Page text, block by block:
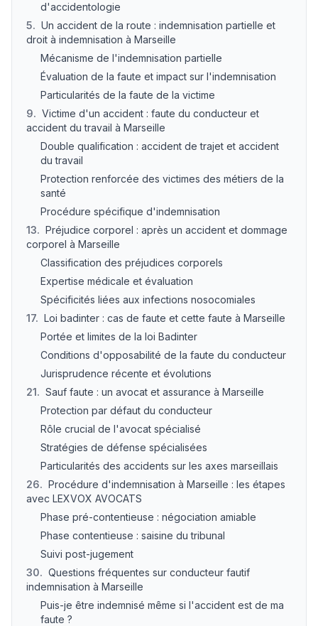
d'accidentologie
5. Un accident de la route : indemnisation partielle et
droit à indemnisation à Marseille
Mécanisme de l'indemnisation partielle
Évaluation de la faute et impact sur l'indemnisation
Particularités de la faute de la victime
9. Victime d'un accident : faute du conducteur et
accident du travail à Marseille
Double qualification : accident de trajet et accident
du travail
Protection renforcée des victimes des métiers de la
santé
Procédure spécifique d'indemnisation
13. Préjudice corporel : après un accident et dommage
corporel à Marseille
Classification des préjudices corporels
Expertise médicale et évaluation
Spécificités liées aux infections nosocomiales
17. Loi badinter : cas de faute et cette faute à Marseille
Portée et limites de la loi Badinter
Conditions d'opposabilité de la faute du conducteur
Jurisprudence récente et évolutions
21. Sauf faute : un avocat et assurance à Marseille
Protection par défaut du conducteur
Rôle crucial de l'avocat spécialisé
Stratégies de défense spécialisées
Particularités des accidents sur les axes marseillais
26. Procédure d'indemnisation à Marseille : les étapes
avec LEXVOX AVOCATS
Phase pré-contentieuse : négociation amiable
Phase contentieuse : saisine du tribunal
Suivi post-jugement
30. Questions fréquentes sur conducteur fautif
indemnisation à Marseille
Puis-je être indemnisé même si l'accident est de ma
faute ?